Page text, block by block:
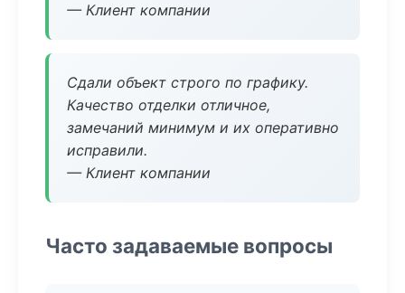
— Клиент компании
Сдали объект строго по графику.
Качество отделки отличное,
замечаний минимум и их оперативно
исправили.
— Клиент компании
Часто задаваемые вопросы